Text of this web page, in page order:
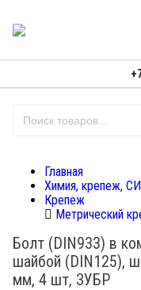
Главная
Химия, крепеж,
Крепеж
Метрический
Болт (DIN933) в
шайбой (DIN125),
мм, 4 шт, ЗУБР